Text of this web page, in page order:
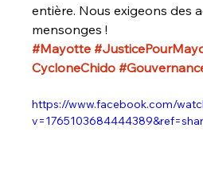
entière. Nous exigeons des
mensonges !
#Mayotte
CycloneChido
https://www.facebook.com/